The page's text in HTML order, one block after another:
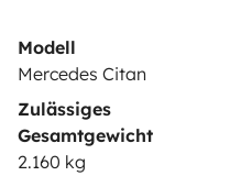
Modell
Mercedes Citan
Zulässiges
Gesamtgewicht
2.160 kg
Mietvertrag
Mietversicherung
Mietpannenhilfe